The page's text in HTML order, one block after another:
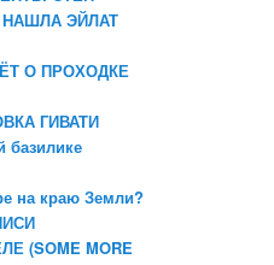
ЭЙЛАТ
О ПРОХОДКЕ
ГИВАТИ
базилике
на краю Земли?
(SOME MORE